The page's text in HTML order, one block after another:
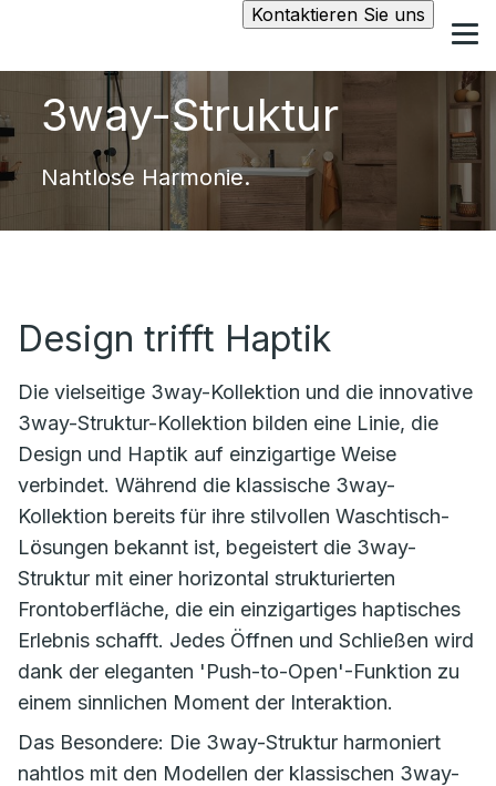
Kontaktieren Sie uns
3way-Struktur
Nahtlose Harmonie.
Design trifft Haptik
Die vielseitige 3way-Kollektion und die innovative
3way-Struktur-Kollektion bilden eine Linie, die
Design und Haptik auf einzigartige Weise
verbindet. Während die klassische 3way-
Kollektion bereits für ihre stilvollen Waschtisch-
Lösungen bekannt ist, begeistert die 3way-
Struktur mit einer horizontal strukturierten
Frontoberfläche, die ein einzigartiges haptisches
Erlebnis schafft. Jedes Öffnen und Schließen wird
dank der eleganten 'Push-to-Open'-Funktion zu
einem sinnlichen Moment der Interaktion.
Das Besondere: Die 3way-Struktur harmoniert
nahtlos mit den Modellen der klassischen 3way-